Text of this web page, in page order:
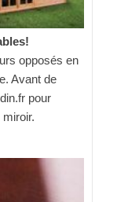
opposés en
Avant de
pour